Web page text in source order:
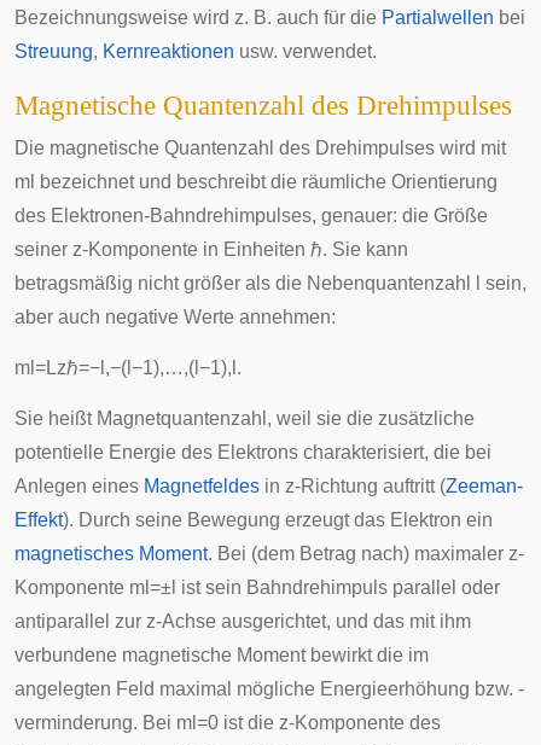
Bezeichnungsweise wird z. B. auch für die Partialwellen bei
Streuung, Kernreaktionen usw. verwendet.
Magnetische Quantenzahl des Drehimpulses
Die magnetische Quantenzahl des Drehimpulses wird mit
m bezeichnet und beschreibt die räumliche Orientierung
des Elektronen-Bahndrehimpulses, genauer: die Größe
seiner z-Komponente in Einheiten ℏ. Sie kann
betragsmäßig nicht größer als die Nebenquantenzahl
sein,
aber auch negative Werte annehmen:
m =Lzℏ=− ,−( −1),…,( −1), .
Sie heißt Magnetquantenzahl, weil sie die zusätzliche
potentielle Energie des Elektrons charakterisiert, die bei
Anlegen eines Magnetfeldes in z-Richtung auftritt (Zeeman-
Effekt). Durch seine Bewegung erzeugt das Elektron ein
magnetisches Moment. Bei (dem Betrag nach) maximaler z-
Komponente m =± ist sein Bahndrehimpuls parallel oder
antiparallel zur z-Achse ausgerichtet, und das mit ihm
verbundene magnetische Moment bewirkt die im
angelegten Feld maximal mögliche Energieerhöhung bzw. -
verminderung. Bei m =0 ist die z-Komponente des